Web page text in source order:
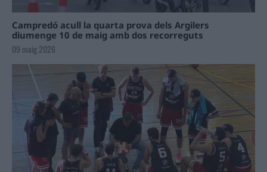
Campredó acull la quarta prova dels Argilers
diumenge 10 de maig amb dos recorreguts
09 maig 2026